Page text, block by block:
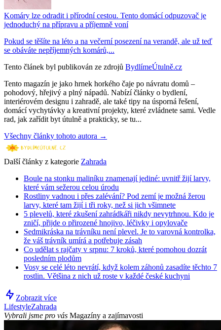
Komáry lze odradit i přírodní cestou. Tento domácí odpuzovač je
jednoduchý na přípravu a příjemně voní
Pokud se těšíte na léto a na večerní posezení na verandě, ale už teď
se obáváte nepříjemných komárů,...
Tento článek byl publikován ze zdrojů BydlímeÚtulně.cz
Tento magazín je jako hrnek horkého čaje po návratu domů –
pohodový, hřejivý a plný nápadů. Nabízí články o bydlení,
interiérovém designu i zahradě, ale také tipy na úsporná řešení,
domácí vychytávky a kreativní projekty, které zvládnete sami. Vedle
rad, jak zařídit byt útulně a prakticky, se tu...
Všechny články tohoto autora →
Další články z kategorie Zahrada
Boule na stonku maliníku znamenají jediné: uvnitř žijí larvy,
které vám sežerou celou úrodu
Rostliny vadnou i přes zalévání? Pod zemí je možná žerou
larvy, které tam žijí i tři roky, než si jich všimnete
5 plevelů, které zkušení zahrádkáři nikdy nevytrhnou. Kdo je
zničí, přijde o přirozené hnojivo, léčivky i opylovače
Sedmikráska na trávníku není plevel. Je to varovná kontrolka,
že váš trávník umírá a potřebuje zásah
Co udělat s rajčaty v srpnu: 7 kroků, které pomohou dozrát
posledním plodům
Vosy se celé léto nevrátí, když kolem záhonů zasadíte těchto 7
rostlin. Většina z nich už roste v každé české kuchyni
Zobrazit více
LifestyleZahrada
Vybrali jsme pro vás Magazíny a zajímavosti